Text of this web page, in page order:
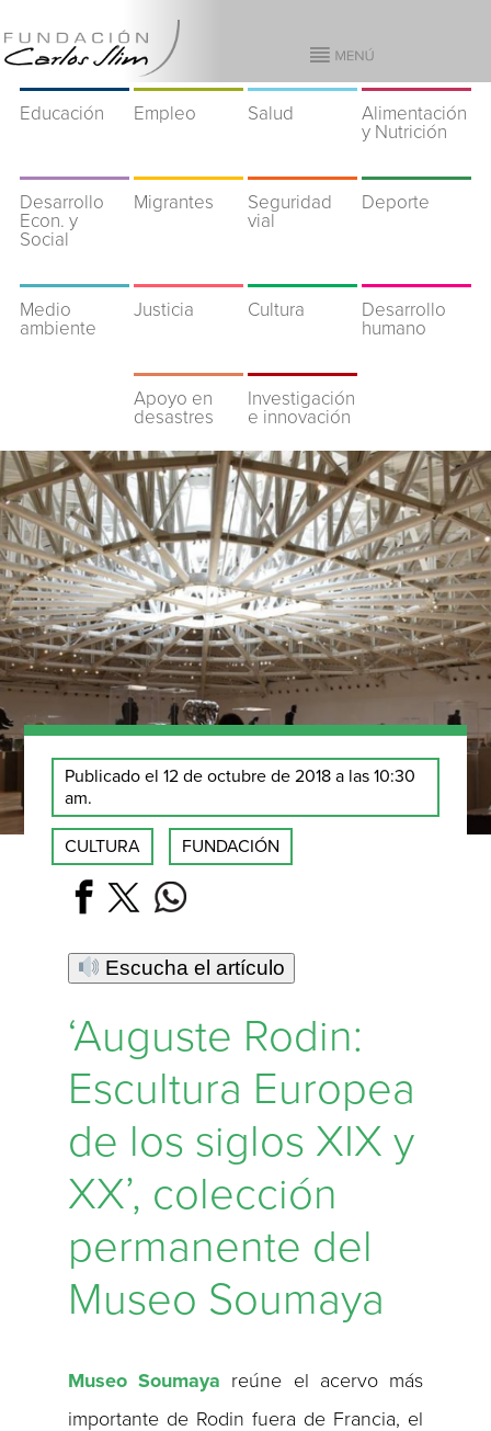
Educación Empleo Salud
Alimentación
y Nutrición
Desarrollo
Econ. y
Social
Migrantes
Seguridad
vial
Deporte
Medio
ambiente
Justicia Cultura
Desarrollo
humano
Apoyo en
desastres
Investigación
e innovación
Publicado el 12 de octubre de 2018 a las 10:30
am.
CULTURA FUNDACIÓN
Escucha el artículo
‘Auguste Rodin:
Escultura Europea
de los siglos XIX y
XX’, colección
permanente del
Museo Soumaya
Museo Soumaya reúne el acervo más
importante de Rodin fuera de Francia, el